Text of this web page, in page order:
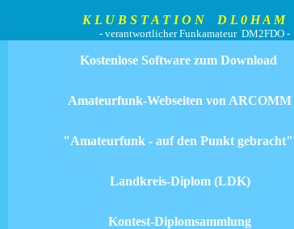
K L U B S T A T I O N D L 0 H A M
- verantwortlicher Funkamateur DM2FDO -
Kostenlose Software zum Download
Amateurfunk-Webseiten von ARCOMM
"Amateurfunk - auf den Punkt gebracht"
Landkreis-Diplom (LDK)
Kontest-Diplomsammlung